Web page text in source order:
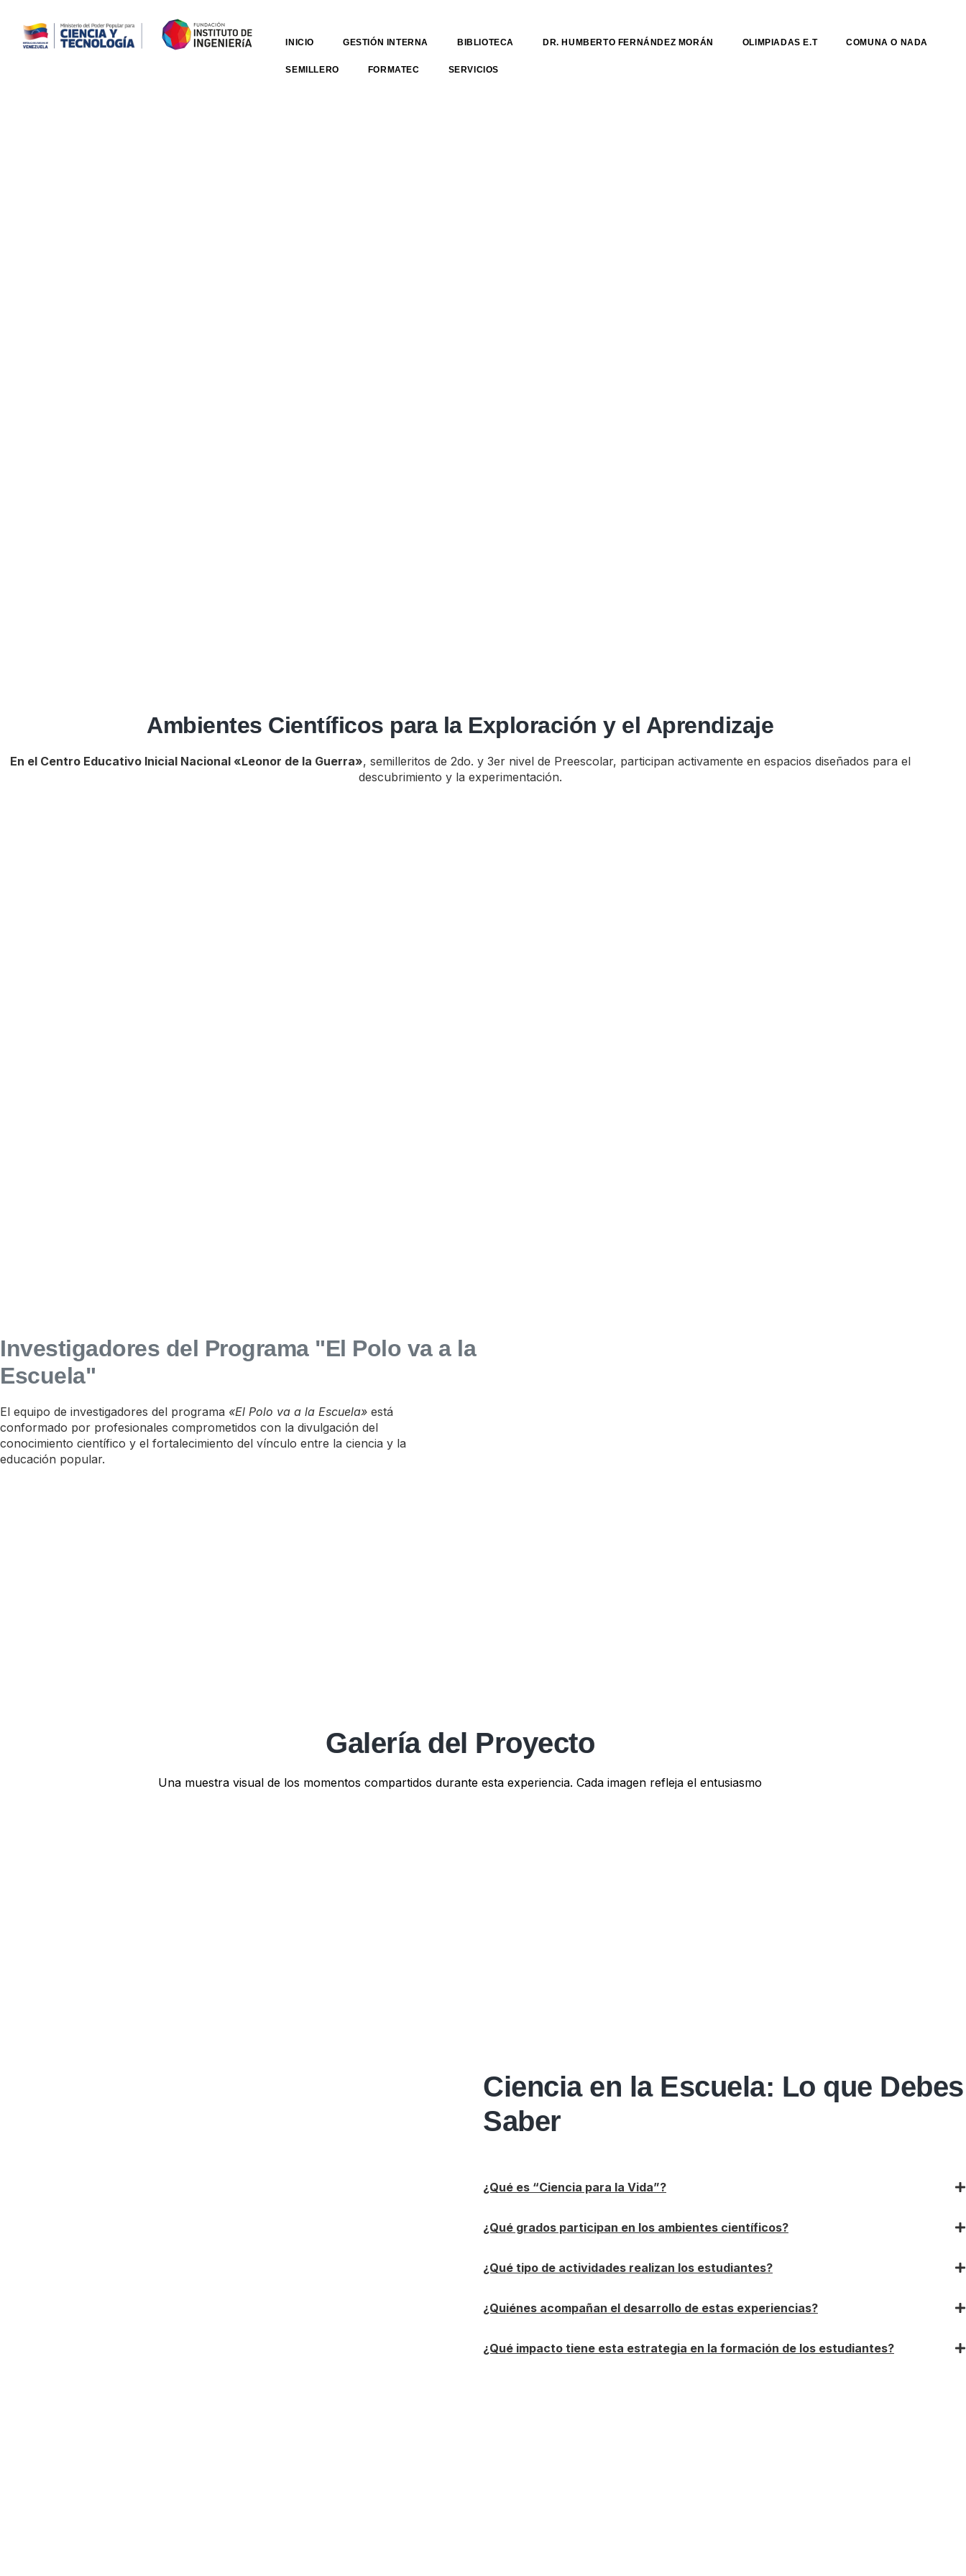
INICIO GESTIÓN INTERNA BIBLIOTECA DR. HUMBERTO FERNÁNDEZ MORÁN OLIMPIADAS E.T COMUNA O NADA
SEMILLERO FORMATEC SERVICIOS
Ambientes Científicos para la Exploración y el Aprendizaje
En el Centro Educativo Inicial Nacional «Leonor de la Guerra», semilleritos de 2do. y 3er nivel de Preescolar, participan activamente en espacios diseñados para el
descubrimiento y la experimentación.
Investigadores del Programa "El Polo va a la
Escuela"
El equipo de investigadores del programa «El Polo va a la Escuela» está
conformado por profesionales comprometidos con la divulgación del
conocimiento científico y el fortalecimiento del vínculo entre la ciencia y la
educación popular.
Galería del Proyecto
Una muestra visual de los momentos compartidos durante esta experiencia. Cada imagen refleja el entusiasmo
Ciencia en la Escuela: Lo que Debes
Saber
¿Qué es “Ciencia para la Vida”?
¿Qué grados participan en los ambientes científicos?
¿Qué tipo de actividades realizan los estudiantes?
¿Quiénes acompañan el desarrollo de estas experiencias?
¿Qué impacto tiene esta estrategia en la formación de los estudiantes?